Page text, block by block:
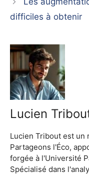
difficiles à obtenir
Lucien
Lucien Tribout est un
Partageons l'Éco,
forgée à l'Université
Spécialisé dans